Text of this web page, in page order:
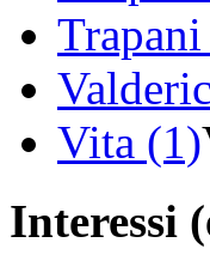
Vita (1)
Interessi